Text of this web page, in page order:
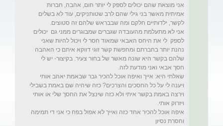
אני מוצאת שהם יכולים לספק לי יותר חום, אהבה, חברות
אמיתית מאשר בני גילי שהם לרב שטותניקים, עוד לא בשלים
אני לא מתעלמת מהעובדה שגברים שמבוגרים ממני גם  יכולים
לספק  לי את היחס האבאי שמאוד חסר לי ויכול להיות שאני
נהנת יותר בחברתם ומחפשת קשר זוגי דווקא איתם כי האהבה
שלהם בקשר היא שונה מאשר של בחור צעיר. בקיצור- יש לי
שאלתי היא: אייך ואיפה אוכל להכיר גבר שבאמת יאהב אותי
ויענה לי על כל החסכים והצרכים? כזה שיהיה שם באמת בשבילי
וירצה באמת בקשר איתי ולא כזה שינצל את החסך שלי או אותי
איפה אוכל להכיר אחד כזה ואייך לא אפול בפח כי אני די תמימה